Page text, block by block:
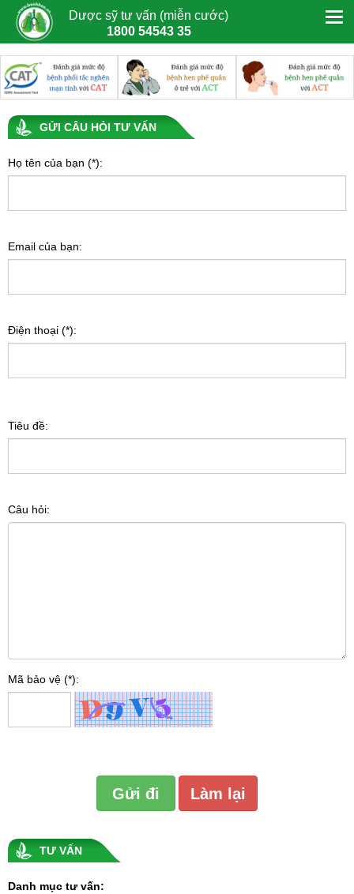
Dược sỹ tư vấn (miễn cước)
1800 54543 35
GỬI CÂU HỎI TƯ VẤN
Họ tên của bạn (*):
Email của bạn:
Điện thoại (*):
Tiêu đề:
Câu hỏi:
Mã bảo vệ (*):
TƯ VẤN
Danh mục tư vấn: